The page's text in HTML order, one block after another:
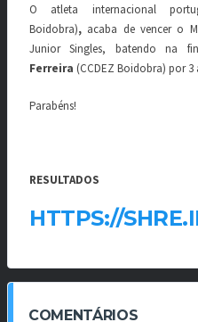
O atleta internacional
Boidobra), acaba de vencer o
Junior Singles, batendo na
Ferreira (CCDEZ Boidobra) por 3
Parabéns!
RESULTADOS
HTTPS://
COMENTÁRIOS